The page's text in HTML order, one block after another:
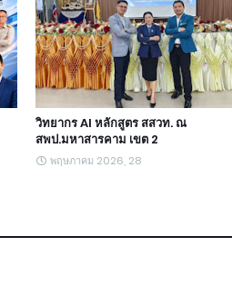
วิทยากร AI หลักสูตร สสวท. ณ
สพป.มหาสารคาม เขต 2
พฤษภาคม 2026, 28